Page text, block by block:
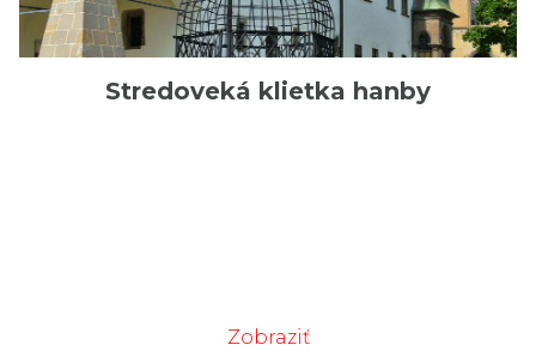
Stredoveká klietka hanby
Zobraziť